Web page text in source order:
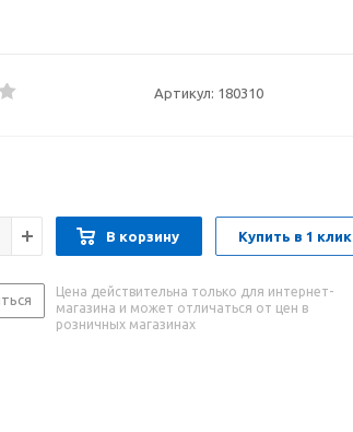
Артикул: 180310
В корзину Купить в 1 клик
Цена действительна только для интернет-
магазина и может отличаться от цен в
розничных магазинах